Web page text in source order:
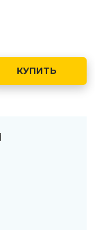
КУПИТЬ